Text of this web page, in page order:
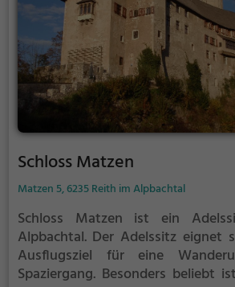
Schloss Matzen
Matzen 5, 6235 Reith im Alpbachtal
Schloss Matzen ist ein
Alpbachtal. Der Adelssitz eignet
Ausflugsziel für eine
Spaziergang. Besonders beliebt